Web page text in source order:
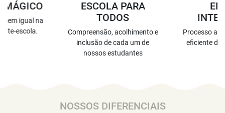
MÁGICO
sem igual na
escola.
ESCOLA PARA
TODOS
Compreensão, acolhimento e
inclusão de cada um de
nossos estudantes
Processo
eficiente de
NOSSOS DIFERENCIAIS